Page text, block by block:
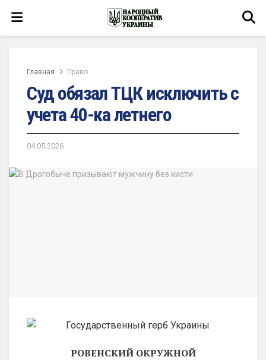
Главная Право
Суд обязал ТЦК исключить с
учета 40-ка летнего
04.05.2026
РОВЕНСКИЙ ОКРУЖНОЙ